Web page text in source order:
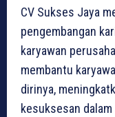
CV Sukses Jaya
pengembangan
karyawan
membantu
dirinya,
kesuksesan